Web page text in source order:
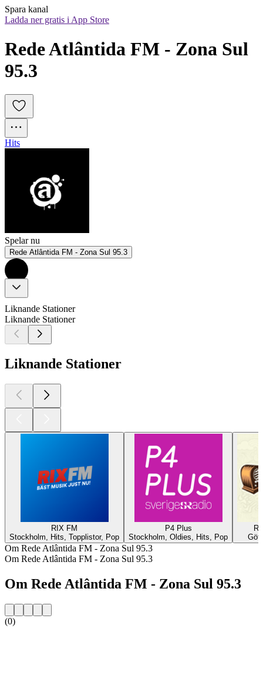
Spara kanal
Ladda ner gratis i App Store
Rede Atlântida FM - Zona Sul
95.3
Hits
Spelar nu
Rede Atlântida FM - Zona Sul 95.3
Liknande Stationer
Liknande Stationer
Liknande Stationer
RIX FM
Stockholm, Hits, Topplistor, Pop
P4 Plus
Stockholm, Oldies, Hits, Pop
Om Rede Atlântida FM - Zona Sul 95.3
Om Rede Atlântida FM - Zona Sul 95.3
Om Rede Atlântida FM - Zona Sul 95.3
(0)